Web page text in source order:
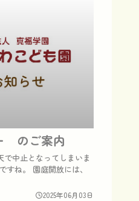
のご案内
2025年06月03日
で中止となってしまいま
すね。 園庭開放には、